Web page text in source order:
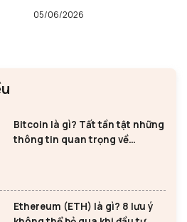
05/06/2026
Bitcoin là gì? Tất tần tật những
thông tin quan trọng về
Ethereum (ETH) là gì? 8 lưu ý